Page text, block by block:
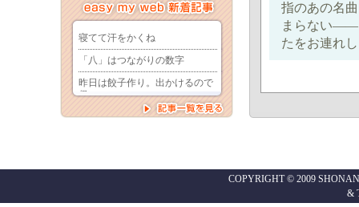
指のあの名
まらない――
たをお連れ
COPYRIGHT © 2009
&